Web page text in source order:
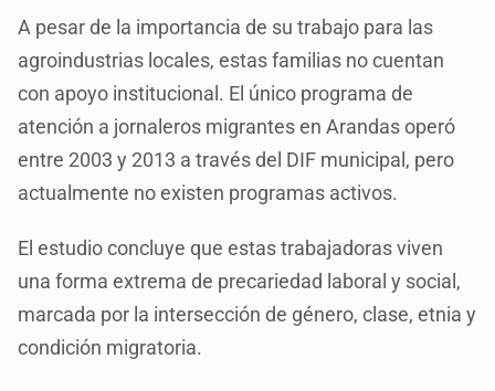
A pesar de la importancia de su trabajo para las
agroindustrias locales, estas familias no cuentan
con apoyo institucional. El único programa de
atención a jornaleros migrantes en Arandas operó
entre 2003 y 2013 a través del DIF municipal, pero
actualmente no existen programas activos.
El estudio concluye que estas trabajadoras viven
una forma extrema de precariedad laboral y social,
marcada por la intersección de género, clase, etnia y
condición migratoria.